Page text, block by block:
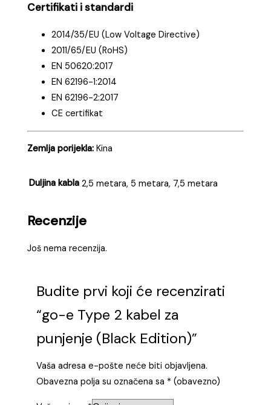
Certifikati i standardi
2014/35/EU (Low Voltage Directive)
2011/65/EU (RoHS)
EN 50620:2017
EN 62196-1:2014
EN 62196-2:2017
CE certifikat
Zemlja porijekla: Kina
Duljina kabla 2,5 metara, 5 metara, 7,5 metara
Recenzije
Još nema recenzija.
Budite prvi koji će recenzirati
“go-e Type 2 kabel za
punjenje (Black Edition)”
Vaša adresa e-pošte neće biti objavljena.
Obavezna polja su označena sa * (obavezno)